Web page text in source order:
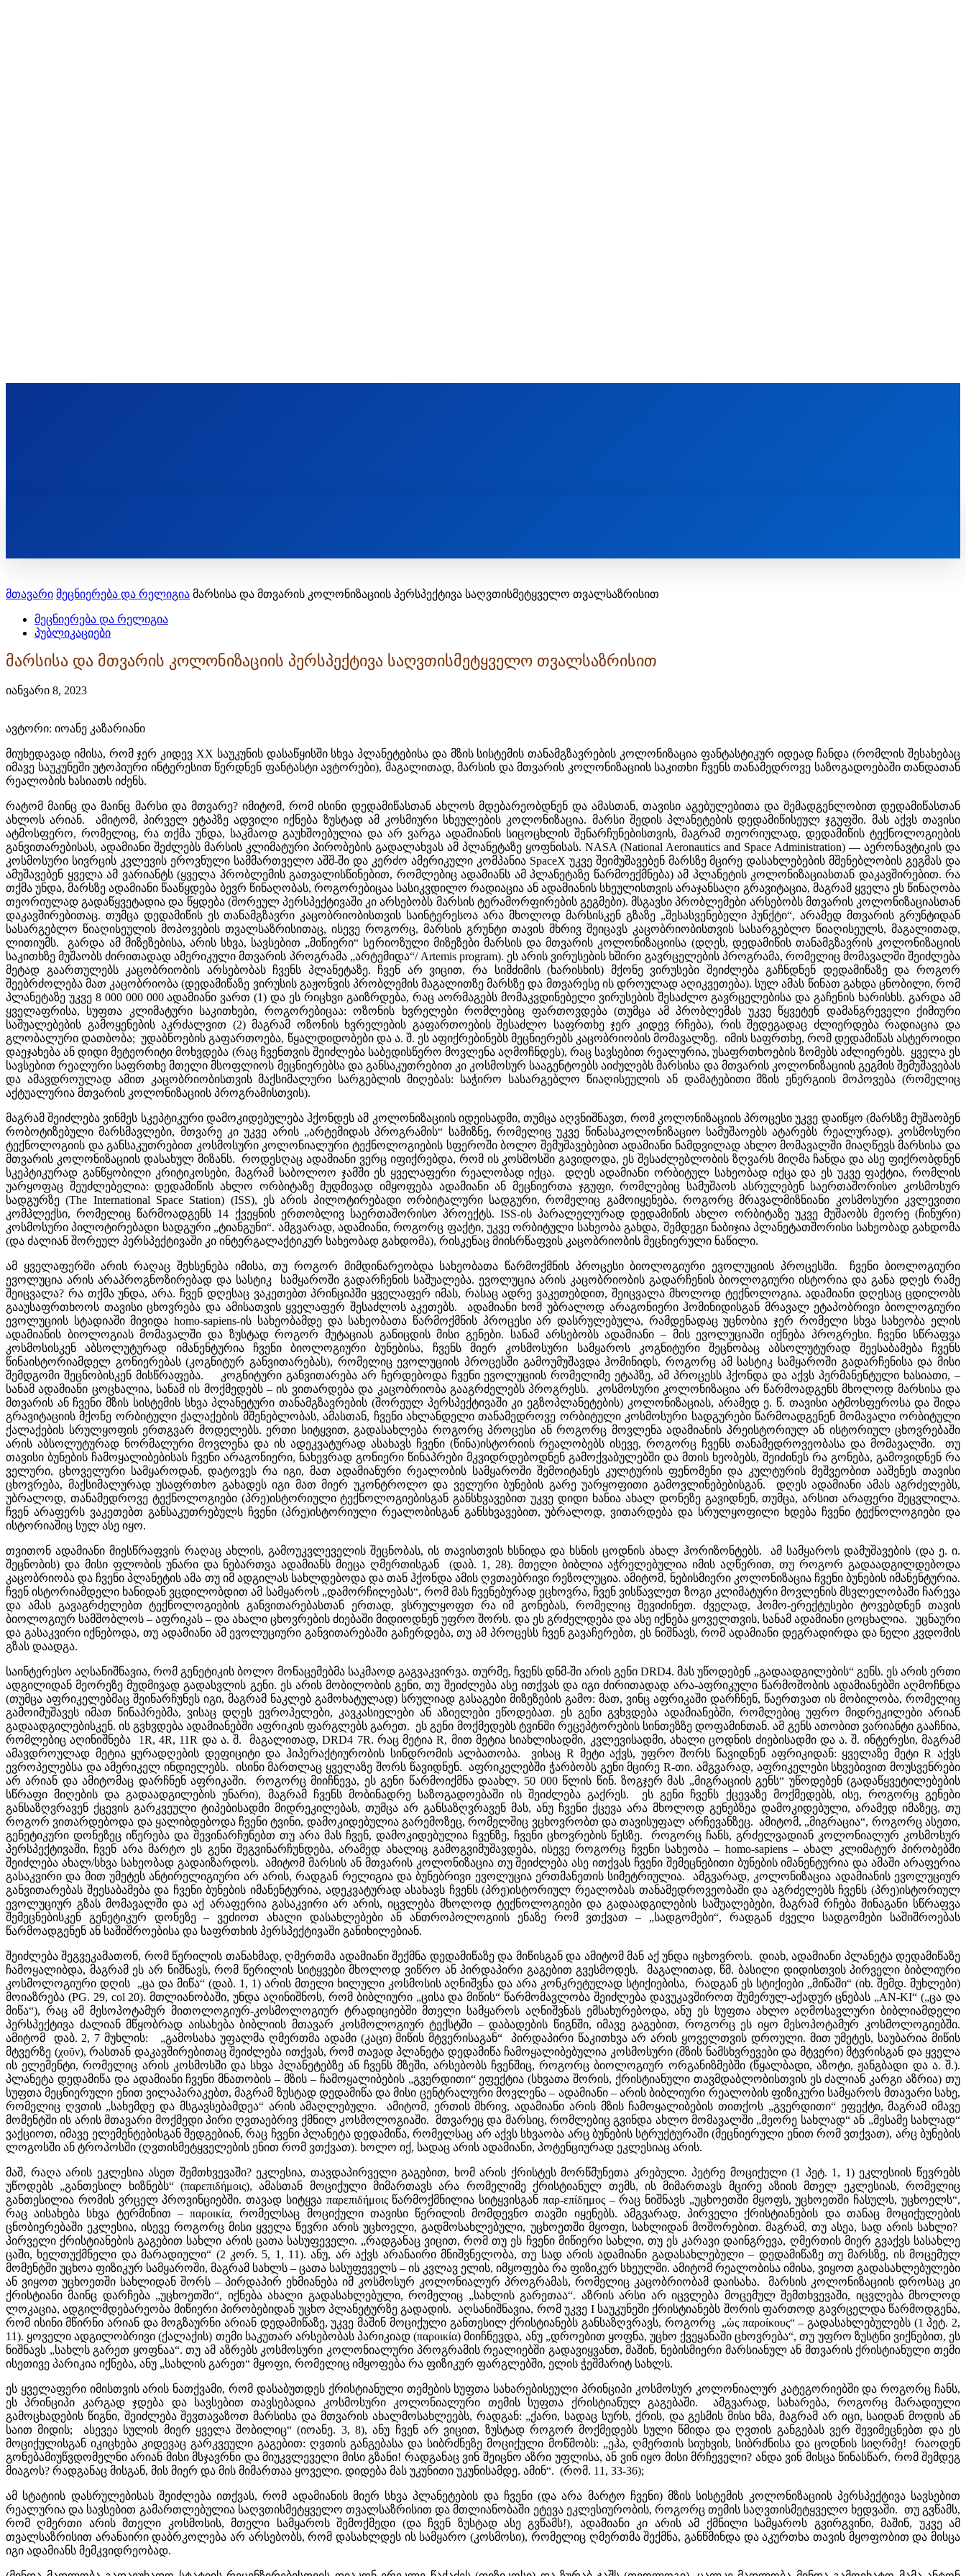
მთავარი მეცნიერება და რელიგია მარსისა და მთვარის კოლონიზაციის პერსპექტივა საღვთისმეტყველო თვალსაზრისით
მეცნიერება და რელიგია
პუბლიკაციები
მარსისა და მთვარის კოლონიზაციის პერსპექტივა საღვთისმეტყველო თვალსაზრისით
იანვარი 8, 2023
ავტორი: იოანე კაზარიანი
მიუხედავად იმისა, რომ ჯერ კიდევ XX საუკუნის დასაწყისში სხვა პლანეტებისა და მზის სისტემის თანამგზავრების კოლონიზაცია ფანტასტიკურ იდეად ჩანდა (რომლის შესახებაც
იმავე საუკუნეში უტოპიური ინტერესით წერდნენ ფანტასტი ავტორები), მაგალითად, მარსის და მთვარის კოლონიზაციის საკითხი ჩვენს თანამედროვე საზოგადოებაში თანდათან
რეალობის ხასიათს იძენს.
რატომ მაინც და მაინც მარსი და მთვარე? იმიტომ, რომ ისინი დედამიწასთან ახლოს მდებარეობდნენ და ამასთან, თავისი აგებულებითა და შემადგენლობით დედამიწასთან
ახლოს არიან. ამიტომ, პირველ ეტაპზე ადვილი იქნება ზუსტად ამ კოსმიური სხეულების კოლონიზაცია. მარსი შედის პლანეტების დედამიწისეულ ჯგუფში. მას აქვს თავისი
ატმოსფერო, რომელიც, რა თქმა უნდა, საკმაოდ გაუხშოებულია და არ ვარგა ადამიანის სიცოცხლის შენარჩუნებისთვის, მაგრამ თეორიულად, დედამიწის ტექნოლოგიების
განვითარებისას, ადამიანი შეძლებს მარსის კლიმატური პირობების გადალახვას ამ პლანეტაზე ყოფნისას. NASA (National Aeronautics and Space Administration) — აერონავტიკის და
კოსმოსური სივრცის კვლევის ეროვნული სამმართველო აშშ-ში და კერძო ამერიკული კომპანია SpaceX უკვე შეიმუშავებენ მარსზე მცირე დასახლებების მშენებლობის გეგმას და
ამუშავებენ ყველა ამ ვარიანტს (ყველა პრობლემის გათვალისწინებით, რომლებიც ადამიანს ამ პლანეტაზე წარმოექმნება) ამ პლანეტის კოლონიზაციასთან დაკავშირებით. რა
თქმა უნდა, მარსზე ადამიანი წააწყდება ბევრ წინაღობას, როგორებიცაა სასიკვდილო რადიაცია ან ადამიანის სხეულისთვის არაჯანსაღი გრავიტაცია, მაგრამ ყველა ეს წინაღობა
თეორიულად გადაწყვეტადია და წყდება (შორეულ პერსპექტივაში კი არსებობს მარსის ტერამორფირების გეგმები). მსგავსი პრობლემები არსებობს მთვარის კოლონიზაციასთან
დაკავშირებითაც. თუმცა დედამიწის ეს თანამგზავრი კაცობრიობისთვის საინტერესოა არა მხოლოდ მარსისკენ გზაზე „შესასვენებელი პუნქტი“, არამედ მთვარის გრუნტიდან
სასარგებლო წიაღისეულის მოპოვების თვალსაზრისითაც, ისევე როგორც, მარსის გრუნტი თავის მხრივ შეიცავს კაცობრიობისთვის სასარგებლო წიაღისეულს, მაგალითად,
ლითიუმს. გარდა ამ მიზეზებისა, არის სხვა, სავსებით „მიწიერი“ სერიოზული მიზეზები მარსის და მთვარის კოლონიზაციისა (დღეს, დედამიწის თანამგზავრის კოლონიზაციის
საკითხზე მუშაობს ძირითადად ამერიკული მთვარის პროგრამა „არტემიდა“/ Artemis program). ეს არის ვირუსების ხშირი გავრცელების პროგრამა, რომელიც მომავალში შეიძლება
მეტად გაართულებს კაცობრიობის არსებობას ჩვენს პლანეტაზე. ჩვენ არ ვიცით, რა სიმძიმის (ხარისხის) მქონე ვირუსები შეიძლება გაჩნდნენ დედამიწაზე და როგორ
შეებრძოლება მათ კაცობრიობა (დედამიწაზე ვირუსის გაჟონვის პრობლემის მაგალითზე მარსზე და მთვარესე ის დროულად აღიკვეთება). სულ ამას წინათ გახდა ცნობილი, რომ
პლანეტაზე უკვე 8 000 000 000 ადამიანი ვართ (1) და ეს რიცხვი გაიზრდება, რაც აორმაგებს მომაკვდინებელი ვირუსების შესაძლო გავრცელებისა და გაჩენის ხარისხს. გარდა ამ
ყველაფრისა, სუფთა კლიმატური საკითხები, როგორებიცაა: ოზონის ხვრელები რომლებიც ფართოვდება (თუმცა ამ პრობლემას უკვე წყვეტენ დამანგრეველი ქიმიური
საშუალებების გამოყენების აკრძალვით (2) მაგრამ ოზონის ხვრელების გაფართოების შესაძლო საფრთხე ჯერ კიდევ რჩება), რის შედეგადაც ძლიერდება რადიაცია და
გლობალური დათბობა; უდაბნოების გაფართოება, წყალდიდობები და ა. შ. ეს აფიქრებინებს მეცნიერებს კაცობრიობის მომავალზე. იმის საფრთხე, რომ დედამიწას ასტეროიდი
დაეჯახება ან დიდი მეტეორიტი მოხვდება (რაც ჩვენთვის შეიძლება საბედისწერო მოვლენა აღმოჩნდეს), რაც სავსებით რეალურია, უსაფრთხოების ზომებს აძლიერებს. ყველა ეს
სავსებით რეალური საფრთხე მთელი მსოფლიოს მეცნიერებსა და განსაკუთრებით კი კოსმოსურ სააგენტოებს აიძულებს მარსისა და მთვარის კოლონიზაციის გეგმის შემუშავებას
და ამავდროულად ამით კაცობრიობისთვის მაქსიმალური სარგებლის მიღებას: საჭირო სასარგებლო წიაღისეულის ან დამატებითი მზის ენერგიის მოპოვება (რომელიც
აქტუალურია მთვარის კოლონიზაციის პროგრამისთვის).
მაგრამ შეიძლება ვინმეს სკეპტიკური დამოკიდებულება ჰქონდეს ამ კოლონიზაციის იდეისადმი, თუმცა აღვნიშნავთ, რომ კოლონიზაციის პროცესი უკვე დაიწყო (მარსზე მუშაობენ
რობოტიზებული მარსმავლები, მთვარე კი უკვე არის „არტემიდას პროგრამის“ სამიზნე, რომელიც უკვე წინასაკოლონიზაციო სამუშაოებს ატარებს რეალურად). კოსმოსური
ტექნოლოგიის და განსაკუთრებით კოსმოსური კოლონიალური ტექნოლოგიების სფეროში ბოლო შემუშავებებით ადამიანი ნამდვილად ახლო მომავალში მიაღწევს მარსისა და
მთვარის კოლონიზაციის დასახულ მიზანს. როდესღაც ადამიანი ვერც იფიქრებდა, რომ ის კოსმოსში გავიდოდა, ეს შესაძლებლობის ზღვარს მიღმა ჩანდა და ასე ფიქრობდნენ
სკეპტიკურად განწყობილი კრიტიკოსები, მაგრამ საბოლოო ჯამში ეს ყველაფერი რეალობად იქცა. დღეს ადამიანი ორბიტულ სახეობად იქცა და ეს უკვე ფაქტია, რომლის
უარყოფაც შეუძლებელია: დედამიწის ახლო ორბიტაზე მუდმივად იმყოფება ადამიანი ან მეცნიერთა ჯგუფი, რომლებიც სამუშაოს ასრულებენ საერთაშორისო კოსმოსურ
სადგურზე (The International Space Station) (ISS), ეს არის პილოტირებადი ორბიტალური სადგური, რომელიც გამოიყენება, როგორც მრავალმიზნიანი კოსმოსური კვლევითი
კომპლექსი, რომელიც წარმოადგენს 14 ქვეყნის ერთობლივ საერთაშორისო პროექტს. ISS-ის პარალელურად დედამიწის ახლო ორბიტაზე უკვე მუშაობს მეორე (ჩინური)
კოსმოსური პილოტირებადი სადგური „ტიანგუნი“. ამგვარად, ადამიანი, როგორც ფაქტი, უკვე ორბიტული სახეობა გახდა, შემდეგი ნაბიჯია პლანეტათშორისი სახეობად გახდომა
(და ძალიან შორეულ პერსპექტივაში კი ინტერგალაქტიკურ სახეობად გახდომა), რისკენაც მიისრწაფვის კაცობრიობის მეცნიერული ნაწილი.
ამ ყველაფერში არის რაღაც შეხსენება იმისა, თუ როგორ მიმდინარეობდა სახეობათა წარმოქმნის პროცესი ბიოლოგიური ევოლუციის პროცესში. ჩვენი ბიოლოგიური
ევოლუცია არის არაპროგნოზირებად და სასტიკ სამყაროში გადარჩენის საშუალება. ევოლუცია არის კაცობრიობის გადარჩენის ბიოლოგიური ისტორია და განა დღეს რამე
შეიცვალა? რა თქმა უნდა, არა. ჩვენ დღესაც ვაკეთებთ პრინციპში ყველაფერ იმას, რასაც ადრე ვაკეთებდით, შეიცვალა მხოლოდ ტექნოლოგია. ადამიანი დღესაც ცდილობს
გააუსაფრთხოოს თავისი ცხოვრება და ამისათვის ყველაფერ შესაძლოს აკეთებს. ადამიანი ხომ უბრალოდ არაგონიერი ჰომინიდისგან მრავალ ეტაპობრივი ბიოლოგიური
ევოლუციის სტადიაში მივიდა homo-sapiens-ის სახეობამდე და სახეობათა წარმოქმნის პროცესი არ დასრულებულა, რამდენადაც უცნობია ჯერ რომელი სხვა სახეობა ელის
ადამიანის ბიოლოგიას მომავალში და ზუსტად როგორ მუტაციას განიცდის მისი გენები. სანამ არსებობს ადამიანი – მის ევოლუციაში იქნება პროგრესი. ჩვენი სწრაფვა
კოსმოსისკენ აბსოლუტურად იმანენტურია ჩვენი ბიოლოგიური ბუნებისა, ჩვენს მიერ კოსმოსური სამყაროს კოგნიტური შეცნობაც აბსოლუტურად შეესაბამება ჩვენს
წინაისტორიამდელ გონიერებას (კოგნიტურ განვითარებას), რომელიც ევოლუციის პროცესში გამოუმუშავდა ჰომინიდს, როგორც ამ სასტიკ სამყაროში გადარჩენისა და მისი
შემდგომი შეცნობისკენ მისწრაფება. კოგნიტური განვითარება არ ჩერდებოდა ჩვენი ევოლუციის რომელიმე ეტაპზე, ამ პროცესს ჰქონდა და აქვს პერმანენტული ხასიათი, –
სანამ ადამიანი ცოცხალია, სანამ ის მოქმედებს – ის ვითარდება და კაცობრიობა გააგრძელებს პროგრესს. კოსმოსური კოლონიზაცია არ წარმოადგენს მხოლოდ მარსისა და
მთვარის ან ჩვენი მზის სისტემის სხვა პლანეტური თანამგზავრების (შორეულ პერსპექტივაში კი ეგზოპლანეტების) კოლონიზაციას, არამედ ე. წ. თავისი ატმოსფეროსა და შიდა
გრავიტაციის მქონე ორბიტული ქალაქების მშენებლობას, ამასთან, ჩვენი ახლანდელი თანამედროვე ორბიტული კოსმოსური სადგურები წარმოადგენენ მომავალი ორბიტული
ქალაქების სრულყოფის ერთგვარ მოდელებს. ერთი სიტყვით, გადასახლება როგორც პროცესი ან როგორც მოვლენა ადამიანის პრეისტორიულ ან ისტორიულ ცხოვრებაში
არის აბსოლუტურად ნორმალური მოვლენა და ის ადეკვატურად ასახავს ჩვენი (წინა)ისტორიის რეალობებს ისევე, როგორც ჩვენს თანამედროვეობასა და მომავალში. თუ
თავისი ბუნების ჩამოყალიბებისას ჩვენი არაგონიერი, ნახევრად გონიერი წინაპრები მკვიდრდებოდნენ გამოქვაბულებში და მთის ხეობებს, შეიძინეს რა გონება, გამოვიდნენ რა
ველური, ცხოველური სამყაროდან, დატოვეს რა იგი, მათ ადამიანური რეალობის სამყაროში შემოიტანეს კულტურის ფენომენი და კულტურის მეშვეობით ააშენეს თავისი
ცხოვრება, მაქსიმალურად უსაფრთხო გახადეს იგი მათ მიერ უკონტროლო და ველური ბუნების გარე უარყოფითი გამოვლინებებისგან. დღეს ადამიანი ამას აგრძელებს,
უბრალოდ, თანამედროვე ტექნოლოგიები (პრე)ისტორიული ტექნოლოგიებისგან განსხვავებით უკვე დიდი ხანია ახალ დონეზე გავიდნენ, თუმცა, არსით არაფერი შეცვლილა.
ჩვენ არაფერს ვაკეთებთ განსაკუთრებულს ჩვენი (პრე)ისტორიული რეალობისგან განსხვავებით, უბრალოდ, ვითარდება და სრულყოფილი ხდება ჩვენი ტექნოლოგიები და
ისტორიაშიც სულ ასე იყო.
თვითონ ადამიანი მიესწრაფვის რაღაც ახლის, გამოუკვლეველის შეცნობას, ის თავისთვის ხსნიდა და ხსნის ცოდნის ახალ ჰორიზონტებს. ამ სამყაროს დამუშავების (და ე. ი.
შეცნობის) და მისი ფლობის უნარი და ნებართვა ადამიანს მიეცა ღმერთისგან (დაბ. 1, 28). მთელი ბიბლია აჭრელებულია იმის აღწერით, თუ როგორ გადაადგილდებოდა
კაცობრიობა და ჩვენი პლანეტის ამა თუ იმ ადგილას სახლდებოდა და თან ჰქონდა ამის ღვთაებრივი რეზოლუცია. ამიტომ, ნებისმიერი კოლონიზაცია ჩვენი ბუნების იმანენტურია.
ჩვენ ისტორიამდელი ხანიდან ვცდილობდით ამ სამყაროს „დამორჩილებას“, რომ მას ჩვენებურად ეცხოვრა, ჩვენ ვისწავლეთ ზოგი კლიმატური მოვლენის მსვლელობაში ჩარევა
და ამას გავაგრძელებთ ტექნოლოგიების განვითარებასთან ერთად, ვსრულყოფთ რა იმ გონებას, რომელიც შევიძინეთ. ძველად, ჰომო-ერექტუსები ტოვებდნენ თავის
ბიოლოგიურ სამშობლოს – აფრიკას – და ახალი ცხოვრების ძიებაში მიდიოდნენ უფრო შორს. და ეს გრძელდება და ასე იქნება ყოველთვის, სანამ ადამიანი ცოცხალია. უცნაური
და გასაკვირი იქნებოდა, თუ ადამიანი ამ ევოლუციური განვითარებაში გაჩერდება, თუ ამ პროცესს ჩვენ გავაჩერებთ, ეს ნიშნავს, რომ ადამიანი დეგრადირდა და ნელი კვდომის
გზას დაადგა.
საინტერესო აღსანიშნავია, რომ გენეტიკის ბოლო მონაცემებმა საკმაოდ გაგვაკვირვა. თურმე, ჩვენს დნმ-ში არის გენი DRD4. მას უწოდებენ „გადაადგილების“ გენს. ეს არის ერთი
ადგილიდან მეორეზე მუდმივად გადასვლის გენი. ეს არის მობილობის გენი, თუ შეიძლება ასე ითქვას და იგი ძირითადად არა-აფრიკული წარმოშობის ადამიანებში აღმოჩნდა
(თუმცა აფრიკელებმაც შეინარჩუნეს იგი, მაგრამ ნაკლებ გამოხატულად) სრულიად გასაგები მიზეზების გამო: მათ, ვინც აფრიკაში დარჩნენ, წაერთვათ ის მობილობა, რომელიც
გამოიმუშავეს იმათ წინაპრებმა, ვისაც დღეს ევროპელები, კავკასიელები ან აზიელები ეწოდებათ. ეს გენი გვხვდება ადამიანებში, რომლებიც უფრო მიდრეკილები არიან
გადაადგილებისკენ. ის გვხვდება ადამიანებში აფრიკის ფარგლებს გარეთ. ეს გენი მოქმედებს ტვინში რეცეპტორების სინთეზზე დოფამინთან. ამ გენს ათობით ვარიანტი გააჩნია,
რომლებიც აღინიშნება 1R, 4R, 11R და ა. შ. მაგალითად, DRD4 7R. რაც მეტია R, მით მეტია სიახლისადმი, კვლევისადმი, ახალი ცოდნის ძიებისადმი და ა. შ. ინტერესი, მაგრამ
ამავდროულად მეტია ყურადღების დეფიციტი და ჰიპერაქტიურობის სინდრომის ალბათობა. ვისაც R მეტი აქვს, უფრო შორს წავიდნენ აფრიკიდან: ყველაზე მეტი R აქვს
ევროპელებსა და ამერიკელ ინდიელებს. ისინი მართლაც ყველაზე შორს წავიდნენ. აფრიკელებში ჭარბობს გენი მცირე R-თი. ამგვარად, აფრიკელები სხვებივით მოუსვენრები
არ არიან და ამიტომაც დარჩნენ აფრიკაში. როგორც მიიჩნევა, ეს გენი წარმოიქმნა დაახლ. 50 000 წლის წინ. ზოგჯერ მას „მიგრაციის გენს“ უწოდებენ (გადაწყვეტილებების
სწრაფი მიღების და გადაადგილების უნარი), მაგრამ ჩვენს მობინადრე საზოგადოებაში ის შეიძლება გაქრეს. ეს გენი ჩვენს ქცევაზე მოქმედებს, ისე, როგორც გენები
განსაზღვრავენ ქცევის გარკვეული ტიპებისადმი მიდრეკილებას, თუმცა არ განსაზღვრავენ მას, ანუ ჩვენი ქცევა არა მხოლოდ გენებზეა დამოკიდებული, არამედ იმაზეც, თუ
როგორ ვითარდებოდა და ყალიბდებოდა ჩვენი ტვინი, დამოკიდებულია გარემოზეც, რომელშიც ვცხოვრობთ და თავისუფალ არჩევანზეც. ამიტომ, „მიგრაცია“, როგორც ასეთი,
გენეტიკური დონეზეც იწერება და შევინარჩუნებთ თუ არა მას ჩვენ, დამოკიდებულია ჩვენზე, ჩვენი ცხოვრების წესზე. როგორც ჩანს, გრძელვადიან კოლონიალურ კოსმოსურ
პერსპექტივაში, ჩვენ არა მარტო ეს გენი შეგვინარჩუნდება, არამედ ახალიც გამოგვიმუშავდება, ისევე როგორც ჩვენი სახეობა – homo-sapiens – ახალ კლიმატურ პირობებში
შეიძლება ახალ/სხვა სახეობად გადაიზარდოს. ამიტომ მარსის ან მთვარის კოლონიზაცია თუ შეიძლება ასე ითქვას ჩვენი შემეცნებითი ბუნების იმანენტურია და ამაში არაფერია
გასაკვირი და მით უმეტეს ანტირელიგიური არ არის, რადგან რელიგია და ბუნებრივი ევოლუცია ერთმანეთის სიმეტრიულია. ამგვარად, კოლონიზაცია ადამიანის ევოლუციურ
განვითარებას შეესაბამება და ჩვენი ბუნების იმანენტურია, ადეკვატურად ასახავს ჩვენს (პრე)ისტორიულ რეალობას თანამედროვეობაში და აგრძელებს ჩვენს (პრე)ისტორიულ
ევოლუციურ გზას მომავალში და აქ არაფერია გასაკვირი არ არის, იცვლება მხოლოდ ტექნოლოგიები და გადაადგილების საშუალებები, მაგრამ რჩება შინაგანი სწრაფვა
შემეცნებისკენ გენეტიკურ დონეზე – ვეძიოთ ახალი დასახლებები ან ანთროპოლოგიის ენაზე რომ ვთქვათ – „სადგომები“, რადგან ძველი სადგომები საშიშროებას
წარმოადგენენ ან საშიშროებისა და საფრთხის პერსპექტივაში განიხილებიან.
შეიძლება შეგვეკამათონ, რომ წერილის თანახმად, ღმერთმა ადამიანი შექმნა დედამიწაზე და მიწისგან და ამიტომ მან აქ უნდა იცხოვროს. დიახ, ადამიანი პლანეტა დედამიწაზე
ჩამოყალიბდა, მაგრამ ეს არ ნიშნავს, რომ წერილის სიტყვები მხოლოდ ვიწრო ან პირდაპირი გაგებით გვესმოდეს. მაგალითად, წმ. ბასილი დიდისთვის პირველი ბიბლიური
კოსმოლოგიური დღის „ცა და მიწა“ (დაბ. 1, 1) არის მთელი ხილული კოსმოსის აღნიშვნა და არა კონკრეტულად სტიქიებისა, რადგან ეს სტიქიები „მიწაში“ (იხ. შემდ. მუხლები)
მოიაზრება (PG. 29, col 20). მთლიანობაში, უნდა აღინიშნოს, რომ ბიბლიური „ცისა და მიწის“ წარმომავლობა შეიძლება დავუკავშიროთ შუმერულ-აქადურ ცნებას „AN-KI“ („ცა და
მიწა“), რაც ამ მესოპოტამურ მითოლოგიურ-კოსმოლოგიურ ტრადიციებში მთელი სამყაროს აღნიშვნას ემსახურებოდა, ანუ ეს სუფთა ახლო აღმოსავლური ბიბლიამდელი
პერსპექტივა ძალიან მწყობრად აისახება ბიბლიის მთავარ კოსმოლოგიურ ტექსტში – დაბადების წიგნში, იმავე გაგებით, როგორც ეს იყო მესოპოტამურ კოსმოლოგიებში.
ამიტომ დაბ. 2, 7 მუხლის: „გამოსახა უფალმა ღმერთმა ადამი (კაცი) მიწის მტვერისაგან“ პირდაპირი წაკითხვა არ არის ყოველთვის დროული. მით უმეტეს, საუბარია მიწის
მტვერზე (χοῦν), რასთან დაკავშირებითაც შეიძლება ითქვას, რომ თავად პლანეტა დედამიწა ჩამოყალიბებულია კოსმოსური (მზის ნამსხვრევები და მტვერი) მტვრისგან და ყველა
ის ელემენტი, რომელიც არის კოსმოსში და სხვა პლანეტებზე ან ჩვენს მზეში, არსებობს ჩვენშიც, როგორც ბიოლოგიურ ორგანიზმებში (წყალბადი, აზოტი, ჟანგბადი და ა. შ.).
პლანეტა დედამიწა და ადამიანი ჩვენი მნათობის – მზის – ჩამოყალიბების „გვერდითი“ ეფექტია (სხვათა შორის, ქრისტიანული თავმდაბლობისთვის ეს ძალიან კარგი აზრია) თუ
სუფთა მეცნიერული ენით ვილაპარაკებთ, მაგრამ ზუსტად დედამიწა და მისი ცენტრალური მოვლენა – ადამიანი – არის ბიბლიური რეალობის ფიზიკური სამყაროს მთავარი სახე,
რომელიც ღვთის „სახემდე და მსგავსებამდეა“ არის ამაღლებული. ამიტომ, ერთის მხრივ, ადამიანი არის მზის ჩამოყალიბების თითქოს „გვერდითი“ ეფექტი, მაგრამ იმავე
მომენტში ის არის მთავარი მოქმედი პირი ღვთაებრივ ქმნილ კოსმოლოგიაში. მთვარეც და მარსიც, რომლებიც გვინდა ახლო მომავალში „მეორე სახლად“ ან „მესამე სახლად“
ვაქციოთ, იმავე ელემენტებისგან შედგებიან, რაც ჩვენი პლანეტა დედამიწა, რომელსაც არ აქვს სხვაობა არც ბუნების სტრუქტურაში (მეცნიერული ენით რომ ვთქვათ), არც ბუნების
ლოგოსში ან ტროპოსში (ღვთისმეტყველების ენით რომ ვთქვათ). ხოლო იქ, სადაც არის ადამიანი, პოტენციურად ეკლესიაც არის.
მაშ, რაღა არის ეკლესია ასეთ შემთხვევაში? ეკლესია, თავდაპირველი გაგებით, ხომ არის ქრისტეს მორწმუნეთა კრებული. პეტრე მოციქული (1 პეტ. 1, 1) ეკლესიის წევრებს
უწოდებს „განთესილ ხიზნებს“ (παρεπιδήμοις), ამასთან მოციქული მიმართავს არა რომელიმე ქრისტიანულ თემს, ის მიმართავს მცირე აზიის მთელ ეკლესიას, რომელიც
განთესილია რომის ვრცელ პროვინციებში. თავად სიტყვა παρεπιδήμοις წარმოქმნილია სიტყვისგან παρ-επίδημος – რაც ნიშნავს „უცხოეთში მყოფს, უცხოეთში ჩასულს, უცხოელს“,
რაც აისახება სხვა ტერმინით – παροικία, რომელსაც მოციქული თავისი წერილის მომდევნო თავში იყენებს. ამგვარად, პირველი ქრისტიანების და თანაც მოციქულების
ცნობიერებაში ეკლესია, ისევე როგორც მისი ყველა წევრი არის უცხოელი, გადმოსახლებული, უცხოეთში მყოფი, სახლიდან მოშორებით. მაგრამ, თუ ასეა, სად არის სახლი?
პირველი ქრისტიანების გაგებით სახლი არის ცათა სასუფეველი. „რადგანაც ვიცით, რომ თუ ეს ჩვენი მიწიერი სახლი, თუ ეს კარავი დაინგრევა, ღმერთის მიერ გვაქვს სასახლე
ცაში, ხელთუქმნელი და მარადიული“ (2 კორ. 5, 1, 11). ანუ, არ აქვს არანაირი მნიშვნელობა, თუ სად არის ადამიანი გადასახლებული – დედამიწაზე თუ მარსზე, ის მოცემულ
მომენტში უცხოა ფიზიკურ სამყაროში, მაგრამ სახლს – ცათა სასუფეველს – ის კვლავ ელის, იმყოფება რა ფიზიკურ სხეულში. ამიტომ რეალობისა იმისა, ვიყოთ გადასახლებულები
ან ვიყოთ უცხოეთში სახლიდან შორს – პირდაპირ ეხმიანება იმ კოსმოსურ კოლონიალურ პროგრამას, რომელიც კაცობრიობამ დაისახა. მარსის კოლონიზაციის დროსაც კი
ქრისტიანი მაინც დარჩება „უცხოეთში“, იქნება ახალი გადასახლებული, რომელიც „სახლის გარეთაა“. აზრის არსი არ იცვლება მოცემულ შემთხვევაში, იცვლება მხოლოდ
ლოკაცია, ადგილმდებარეობა მიწიერი პირობებიდან უცხო პლანეტურზე გადადის. აღსანიშნავია, რომ უკვე I საუკუნეში ქრისტიანებს შორის ფართოდ გავრცელდა წარმოდგენა,
რომ ისინი მწირნი არიან და მოგზაურნი არიან დედამიწაზე, უკვე მაშინ მოციქული განთესილ ქრისტიანებს განსაზღვრავს, როგორც „ὡς παροίκους“ – გადასახლებულებს (1 პეტ. 2,
11). ყოველი ადგილობრივი (ქალაქის) თემი საკუთარ არსებობას პარიკიად (παροικία) მიიჩნევდა, ანუ „დროებით ყოფნა, უცხო ქვეყანაში ცხოვრება“, თუ უფრო ზუსტნი ვიქნებით, ეს
ნიშნავს „სახლს გარეთ ყოფნაა“. თუ ამ აზრებს კოსმოსური კოლონიალური პროგრამის რეალიებში გადავიყვანთ, მაშინ, ნებისმიერი მარსიანულ ან მთვარის ქრისტიანული თემი
ისეთივე პარიკია იქნება, ანუ „სახლის გარეთ“ მყოფი, რომელიც იმყოფება რა ფიზიკურ ფარგლებში, ელის ჭეშმარიტ სახლს.
ეს ყველაფერი იმისთვის არის ნათქვამი, რომ დასაბუთდეს ქრისტიანული თემების სუფთა სახარებისეული პრინციპი კოსმოსურ კოლონიალურ კატეგორიებში და როგორც ჩანს,
ეს პრინციპი კარგად ჯდება და სავსებით თავსებადია კოსმოსური კოლონიალური თემის სუფთა ქრისტიანულ გაგებაში. ამგვარად, სახარება, როგორც მარადიული
გამოცხადების წიგნი, შეიძლება შევთავაზოთ მარსისა და მთვარის ახალმოსახლეებს, რადგან: „ქარი, სადაც სურს, ქრის, და გესმის მისი ხმა, მაგრამ არ იცი, საიდან მოდის ან
საით მიდის; ასევეა სულის მიერ ყველა შობილიც“ (იოანე. 3, 8), ანუ ჩვენ არ ვიცით, ზუსტად როგორ მოქმედებს სული წმიდა და ღვთის განგებას ვერ შევიმეცნებთ და ეს
მოციქულისგან იკიცხება კიდევაც გარკვეული გაგებით: ღვთის განგებასა და სიბრძნეზე მოციქული მოწმობს: „ეჰა, ღმერთის სიუხვის, სიბრძნისა და ცოდნის სიღრმე! რაოდენ
გონებამიუწვდომელნი არიან მისი მსჯავრნი და მიუკვლეველი მისი გზანი! რადგანაც ვინ შეიცნო აზრი უფლისა, ან ვინ იყო მისი მრჩეველი? ანდა ვინ მისცა წინასწარ, რომ შემდეგ
მიაგოს? რადგანაც მისგან, მის მიერ და მის მიმართაა ყოველი. დიდება მას უკუნითი უკუნისამდე. ამინ“. (რომ. 11, 33-36);
ამ სტატიის დასრულებისას შეიძლება ითქვას, რომ ადამიანის მიერ სხვა პლანეტების და ჩვენი (და არა მარტო ჩვენი) მზის სისტემის კოლონიზაციის პერსპექტივა სავსებით
რეალურია და სავსებით გამართლებულია საღვთისმეტყველო თვალსაზრისით და მთლიანობაში ეტევა ეკლესიურობის, როგორც თემის საღვთისმეტყველო ხედვაში. თუ გვწამს,
რომ ღმერთი არის მთელი კოსმოსის, მთელი სამყაროს შემოქმედი (და ჩვენ ზუსტად ასე გვწამს!), ადამიანი კი არის ამ ქმნილი სამყაროს გვირგვინი, მაშინ, უკვე ამ
თვალსაზრისით არანაირი დაბრკოლება არ არსებობს, რომ დასახლდეს ის სამყარო (კოსმოსი), რომელიც ღმერთმა შექმნა, განწმინდა და აკურთხა თავის მყოფობით და მისცა
იგი ადამიანს მემკვიდრეობად.